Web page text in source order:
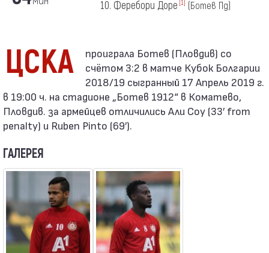
10. Феребори Доре [1] (Ботев Пд)
ЦСКА
счётом 3:2 в матче Кубок Болгарии
2018/19 сыгранный 17 Апрель 2019 г.
в 19:00 ч. на стадионе „Ботев 1912“ в Коматево,
Пловдив. за армейцев отличились Али Соу (33′ from
penalty) и Ruben Pinto (69′).
ГАЛЕРЕЯ